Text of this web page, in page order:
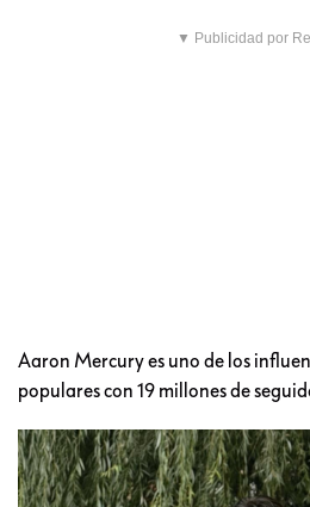
▼ Publicidad por
Aaron Mercury es uno de los
populares con 19 millones de